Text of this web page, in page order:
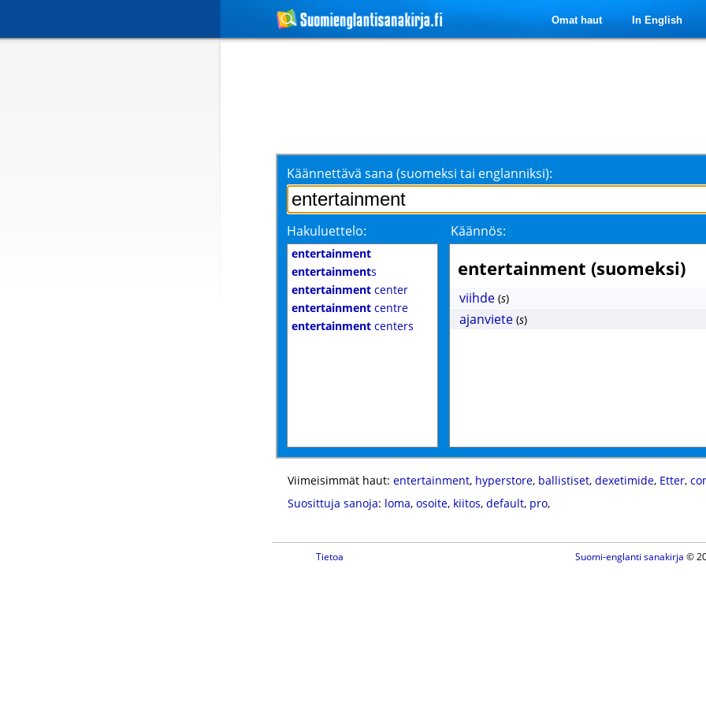
Omat haut In English
Käännettävä sana (suomeksi tai englanniksi):
Hakuluettelo: Käännös:
entertainment
entertainments
entertainment center
entertainment centre
entertainment centers
entertainment (suomeksi)
viihde (s)
ajanviete (s)
Viimeisimmät haut: entertainment, hyperstore, ballistiset, dexetimide, Etter,
Suosittuja sanoja: loma, osoite, kiitos, default, pro,
Tietoa Suomi-englanti sanakirja ©